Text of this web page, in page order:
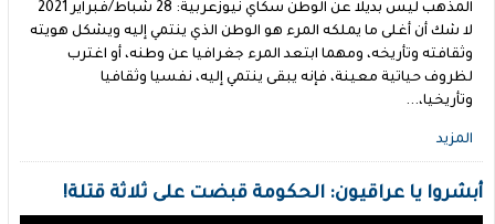
المذهب ليس بديلا عن الوطن سكاي نيوزعربية: 28 شباط/فبراير 2021
لا شك أن أغلى ما يملكه المرء هو الوطن الذي ينتمي إليه ويشكل هويته
وثقافته وتأريخه، ومهما ابتعد المرء جغرافيا عن وطنه، أو اغترب
لظروف حياتية معينة، فإنه يبقى ينتمي إليه، نفسيا وثقافيا
وتأريخيا،...
المزيد
أبشروا يا عراقيون: الحكومة قبضت على ثلاثة قتلة!